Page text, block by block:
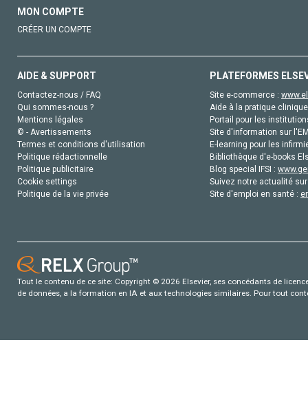
MON COMPTE
CRÉER UN COMPTE
AIDE & SUPPORT
Contactez-nous / FAQ
Qui sommes-nous ?
Mentions légales
© - Avertissements
Termes et conditions d'utilisation
Politique rédactionnelle
Politique publicitaire
Cookie settings
Politique de la vie privée
PLATEFORMES
Site e-commerce :
Aide à la pratique
Portail pour les
Site d'information sur
E-learning pour les
Bibliothèque d'e-books
Blog special IFSI :
Suivez notre actualité
Site d'emploi en santé :
Tout le contenu de ce site: Copyright © 2026 Elsevier, ses concédants de
de données, a la formation en IA et aux technologies similaires. Pour tout